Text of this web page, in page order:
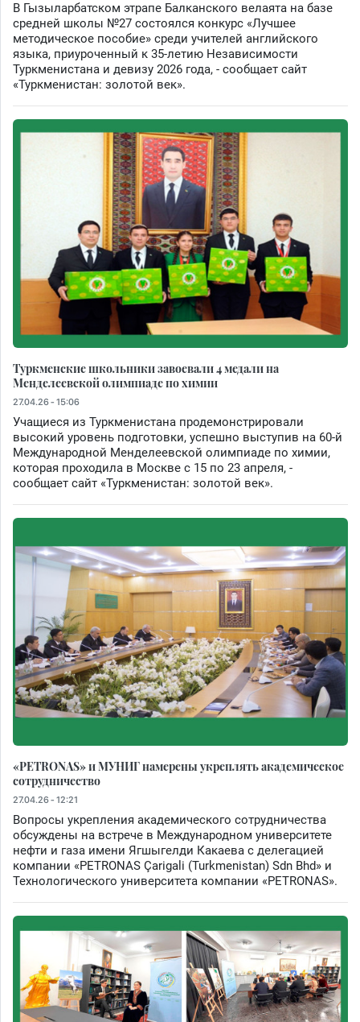
В Гызыларбатском этрапе Балканского велаята на базе
средней школы №27 состоялся конкурс «Лучшее
методическое пособие» среди учителей английского
языка, приуроченный к 35-летию Независимости
Туркменистана и девизу 2026 года, - сообщает сайт
«Туркменистан: золотой век».
Туркменские школьники завоевали 4 медали на
Менделеевской олимпиаде по химии
27.04.26 - 15:06
Учащиеся из Туркменистана продемонстрировали
высокий уровень подготовки, успешно выступив на 60-й
Международной Менделеевской олимпиаде по химии,
которая проходила в Москве с 15 по 23 апреля, -
сообщает сайт «Туркменистан: золотой век».
«PETRONAS» и МУНИГ намерены укреплять академическое
сотрудничество
27.04.26 - 12:21
Вопросы укрепления академического сотрудничества
обсуждены на встрече в Международном университете
нефти и газа имени Ягшыгелди Какаева с делегацией
компании «PETRONAS Çarigali (Turkmenistan) Sdn Bhd» и
Технологического университета компании «PETRONAS».